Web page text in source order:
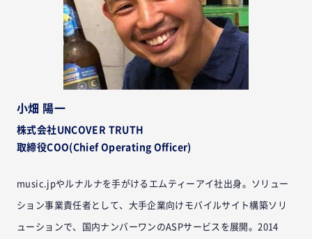
小畑 陽一
株式会社UNCOVER TRUTH
取締役COO(Chief Operating Officer)
music.jpやルナルナを手がけるエムティーアイ社出身。ソリュー
ション事業責任者として、大手企業向けモバイルサイト構築ソリ
ューションで、国内ナンバーワンのASPサービスを展開。2014